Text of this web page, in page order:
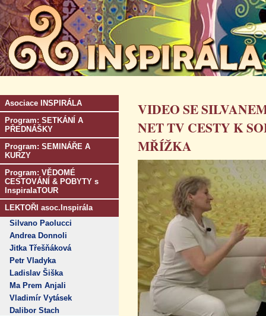
Asociace INSPIRÁLA
Program: SETKÁNÍ A
PŘEDNÁŠKY
Program: SEMINÁŘE A
KURZY
Program: VĚDOMÉ
CESTOVÁNÍ & POBYTY s
InspiralaTOUR
LEKTOŘI asoc.Inspirála
Silvano Paolucci
Andrea Donnoli
Jitka Třešňáková
Petr Vladyka
Ladislav Šiška
Ma Prem Anjali
Vladimír Vytásek
Dalibor Stach
VIDEO SE
NET TV CESTY K
MŘÍŽKA